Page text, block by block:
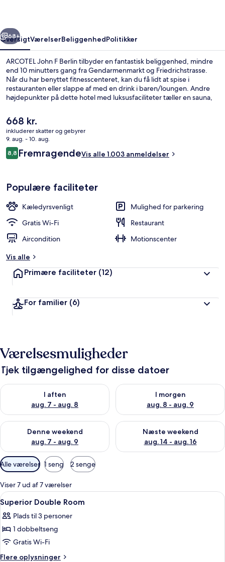
Næste
68+
OversigtVærelserBeliggenhedPolitikker
ARCOTEL John F Berlin tilbyder en fantastisk beliggenhed, mindre
end 10 minutters gang fra Gendarmenmarkt og Friedrichstrasse.
Når du har benyttet fitnesscenteret, kan du få lidt at spise i
restauranten eller slappe af med en drink i baren/loungen. Andre
højdepunkter på dette hotel med luksusfaciliteter tæller en sauna,
beliggenhed får rigtig gode bedømmelser fra rejsende. Offentlig
transport ligger kun en kort gåtur væk: Museumsinsel Station ligger
3 minutter væk og Hausvogteiplatz U-Bahn ligger 4 minutter derfra.
Den
nuværende
pris
er
668 kr.
668 kr.
inkluderer skatter og gebyrer
9. aug. - 10. aug.
Anmeldelser
8,88,8 ud af 10.
FremragendeVis alle 1.003 anmeldelser
Populære faciliteter
Kæledyrsvenligt
Mulighed for parkering
Gratis Wi-Fi
Restaurant
Aircondition
Motionscenter
Vis alle
Primære faciliteter (12)
For familier (6)
Værelsesmuligheder
Tjek tilgængelighed for disse datoer
I aften
aug. 7 - aug. 8
Tjek tilgængelighed for i aften aug. 7 - aug. 8
I morgen
aug. 8 - aug. 9
Tjek tilgængelighed for i
Denne weekend
aug. 7 - aug. 9
Tjek tilgængelighed for denne weekend aug. 7 - aug. 9
Næste weekend
aug. 14 - aug. 16
Tjek tilgængelighed for næste
Tilgængelige
filtre
for
værelser
Alle værelser 1 seng 2 senge
Viser 7 ud af 7 værelser
Indlæs
alle
billeder
af
Superior
Double
Allergivenligt sengetøj, senge med
13
Superior Double Room
Plads til 3 personer
1 dobbeltseng
Gratis Wi-Fi
Flere oplysninger
Flere